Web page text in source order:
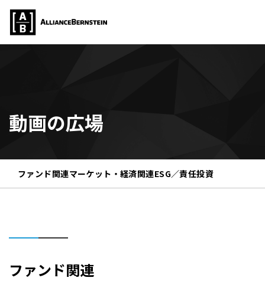
動画の広場
ファンド関連マーケット・経済関連ESG／責任投資
ファンド関連